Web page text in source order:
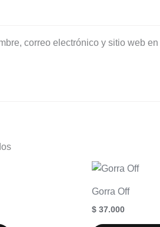
correo electrónico y sitio web
Gorra Off
$ 37.000